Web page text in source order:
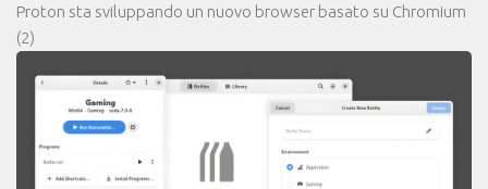
Proton sta sviluppando un nuovo browser basato su Chromium
(2)